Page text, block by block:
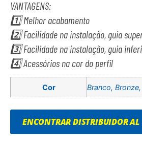
VANTAGENS:
1️⃣ Melhor acabamento
2️⃣ Facilidade na instalação, guia
3️⃣ Facilidade na instalação, guia
4️⃣ Acessórios na cor do perfil
Cor Branco,
ENCONTRAR DISTRIBUIDOR AL